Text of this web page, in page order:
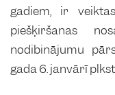
gadiem, ir
piešķiršanas
nodibinājumu
gada 6. janvārī